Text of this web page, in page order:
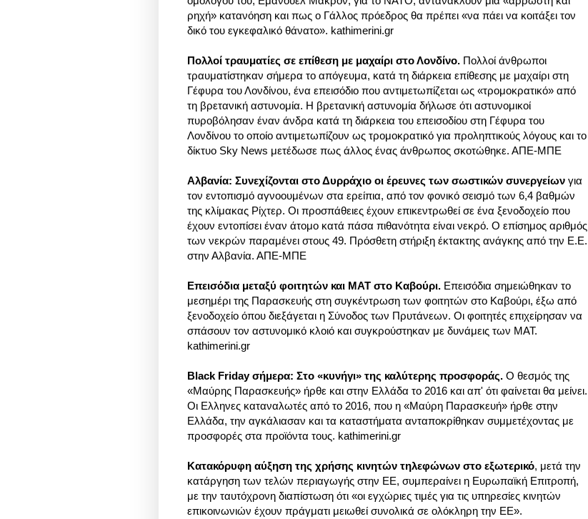
ρηχή» κατανόηση και πως ο Γάλλος πρόεδρος θα πρέπει «να πάει να κοιτάξει τον
δικό του εγκεφαλικό θάνατο». kathimerini.gr
Πολλοί τραυματίες σε επίθεση με μαχαίρι στο Λονδίνο. Πολλοί άνθρωποι
τραυματίστηκαν σήμερα το απόγευμα, κατά τη διάρκεια επίθεσης με μαχαίρι στη
Γέφυρα του Λονδίνου, ένα επεισόδιο που αντιμετωπίζεται ως «τρομοκρατικό» από
τη βρετανική αστυνομία. Η βρετανική αστυνομία δήλωσε ότι αστυνομικοί
πυροβόλησαν έναν άνδρα κατά τη διάρκεια του επεισοδίου στη Γέφυρα του
Λονδίνου το οποίο αντιμετωπίζουν ως τρομοκρατικό για προληπτικούς λόγους και το
δίκτυο Sky News μετέδωσε πως άλλος ένας άνθρωπος σκοτώθηκε. ΑΠΕ-ΜΠΕ
Αλβανία: Συνεχίζονται στο Δυρράχιο οι έρευνες των σωστικών συνεργείων για
τον εντοπισμό αγνοουμένων στα ερείπια, από τον φονικό σεισμό των 6,4 βαθμών
της κλίμακας Ρίχτερ. Οι προσπάθειες έχουν επικεντρωθεί σε ένα ξενοδοχείο που
έχουν εντοπίσει έναν άτομο κατά πάσα πιθανότητα είναι νεκρό. Ο επίσημος αριθμός
των νεκρών παραμένει στους 49. Πρόσθετη στήριξη έκτακτης ανάγκης από την Ε.Ε.
στην Αλβανία. ΑΠΕ-ΜΠΕ
Επεισόδια μεταξύ φοιτητών και ΜΑΤ στο Καβούρι. Eπεισόδια σημειώθηκαν το
μεσημέρι της Παρασκευής στη συγκέντρωση των φοιτητών στο Καβούρι, έξω από
ξενοδοχείο όπου διεξάγεται η Σύνοδος των Πρυτάνεων. Οι φοιτητές επιχείρησαν να
σπάσουν τον αστυνομικό κλοιό και συγκρούστηκαν με δυνάμεις των ΜΑΤ.
kathimerini.gr
Black Friday σήμερα: Στο «κυνήγι» της καλύτερης προσφοράς. Ο θεσμός της
«Μαύρης Παρασκευής» ήρθε και στην Ελλάδα το 2016 και απ' ότι φαίνεται θα μείνει.
Οι Eλληνες καταναλωτές από το 2016, που η «Μαύρη Παρασκευή» ήρθε στην
Ελλάδα, την αγκάλιασαν και τα καταστήματα ανταποκρίθηκαν συμμετέχοντας με
προσφορές στα προϊόντα τους. kathimerini.gr
Κατακόρυφη αύξηση της χρήσης κινητών τηλεφώνων στο εξωτερικό, μετά την
κατάργηση των τελών περιαγωγής στην ΕΕ, συμπεραίνει η Ευρωπαϊκή Επιτροπή,
με την ταυτόχρονη διαπίστωση ότι «οι εγχώριες τιμές για τις υπηρεσίες κινητών
επικοινωνιών έχουν πράγματι μειωθεί συνολικά σε ολόκληρη την ΕΕ».